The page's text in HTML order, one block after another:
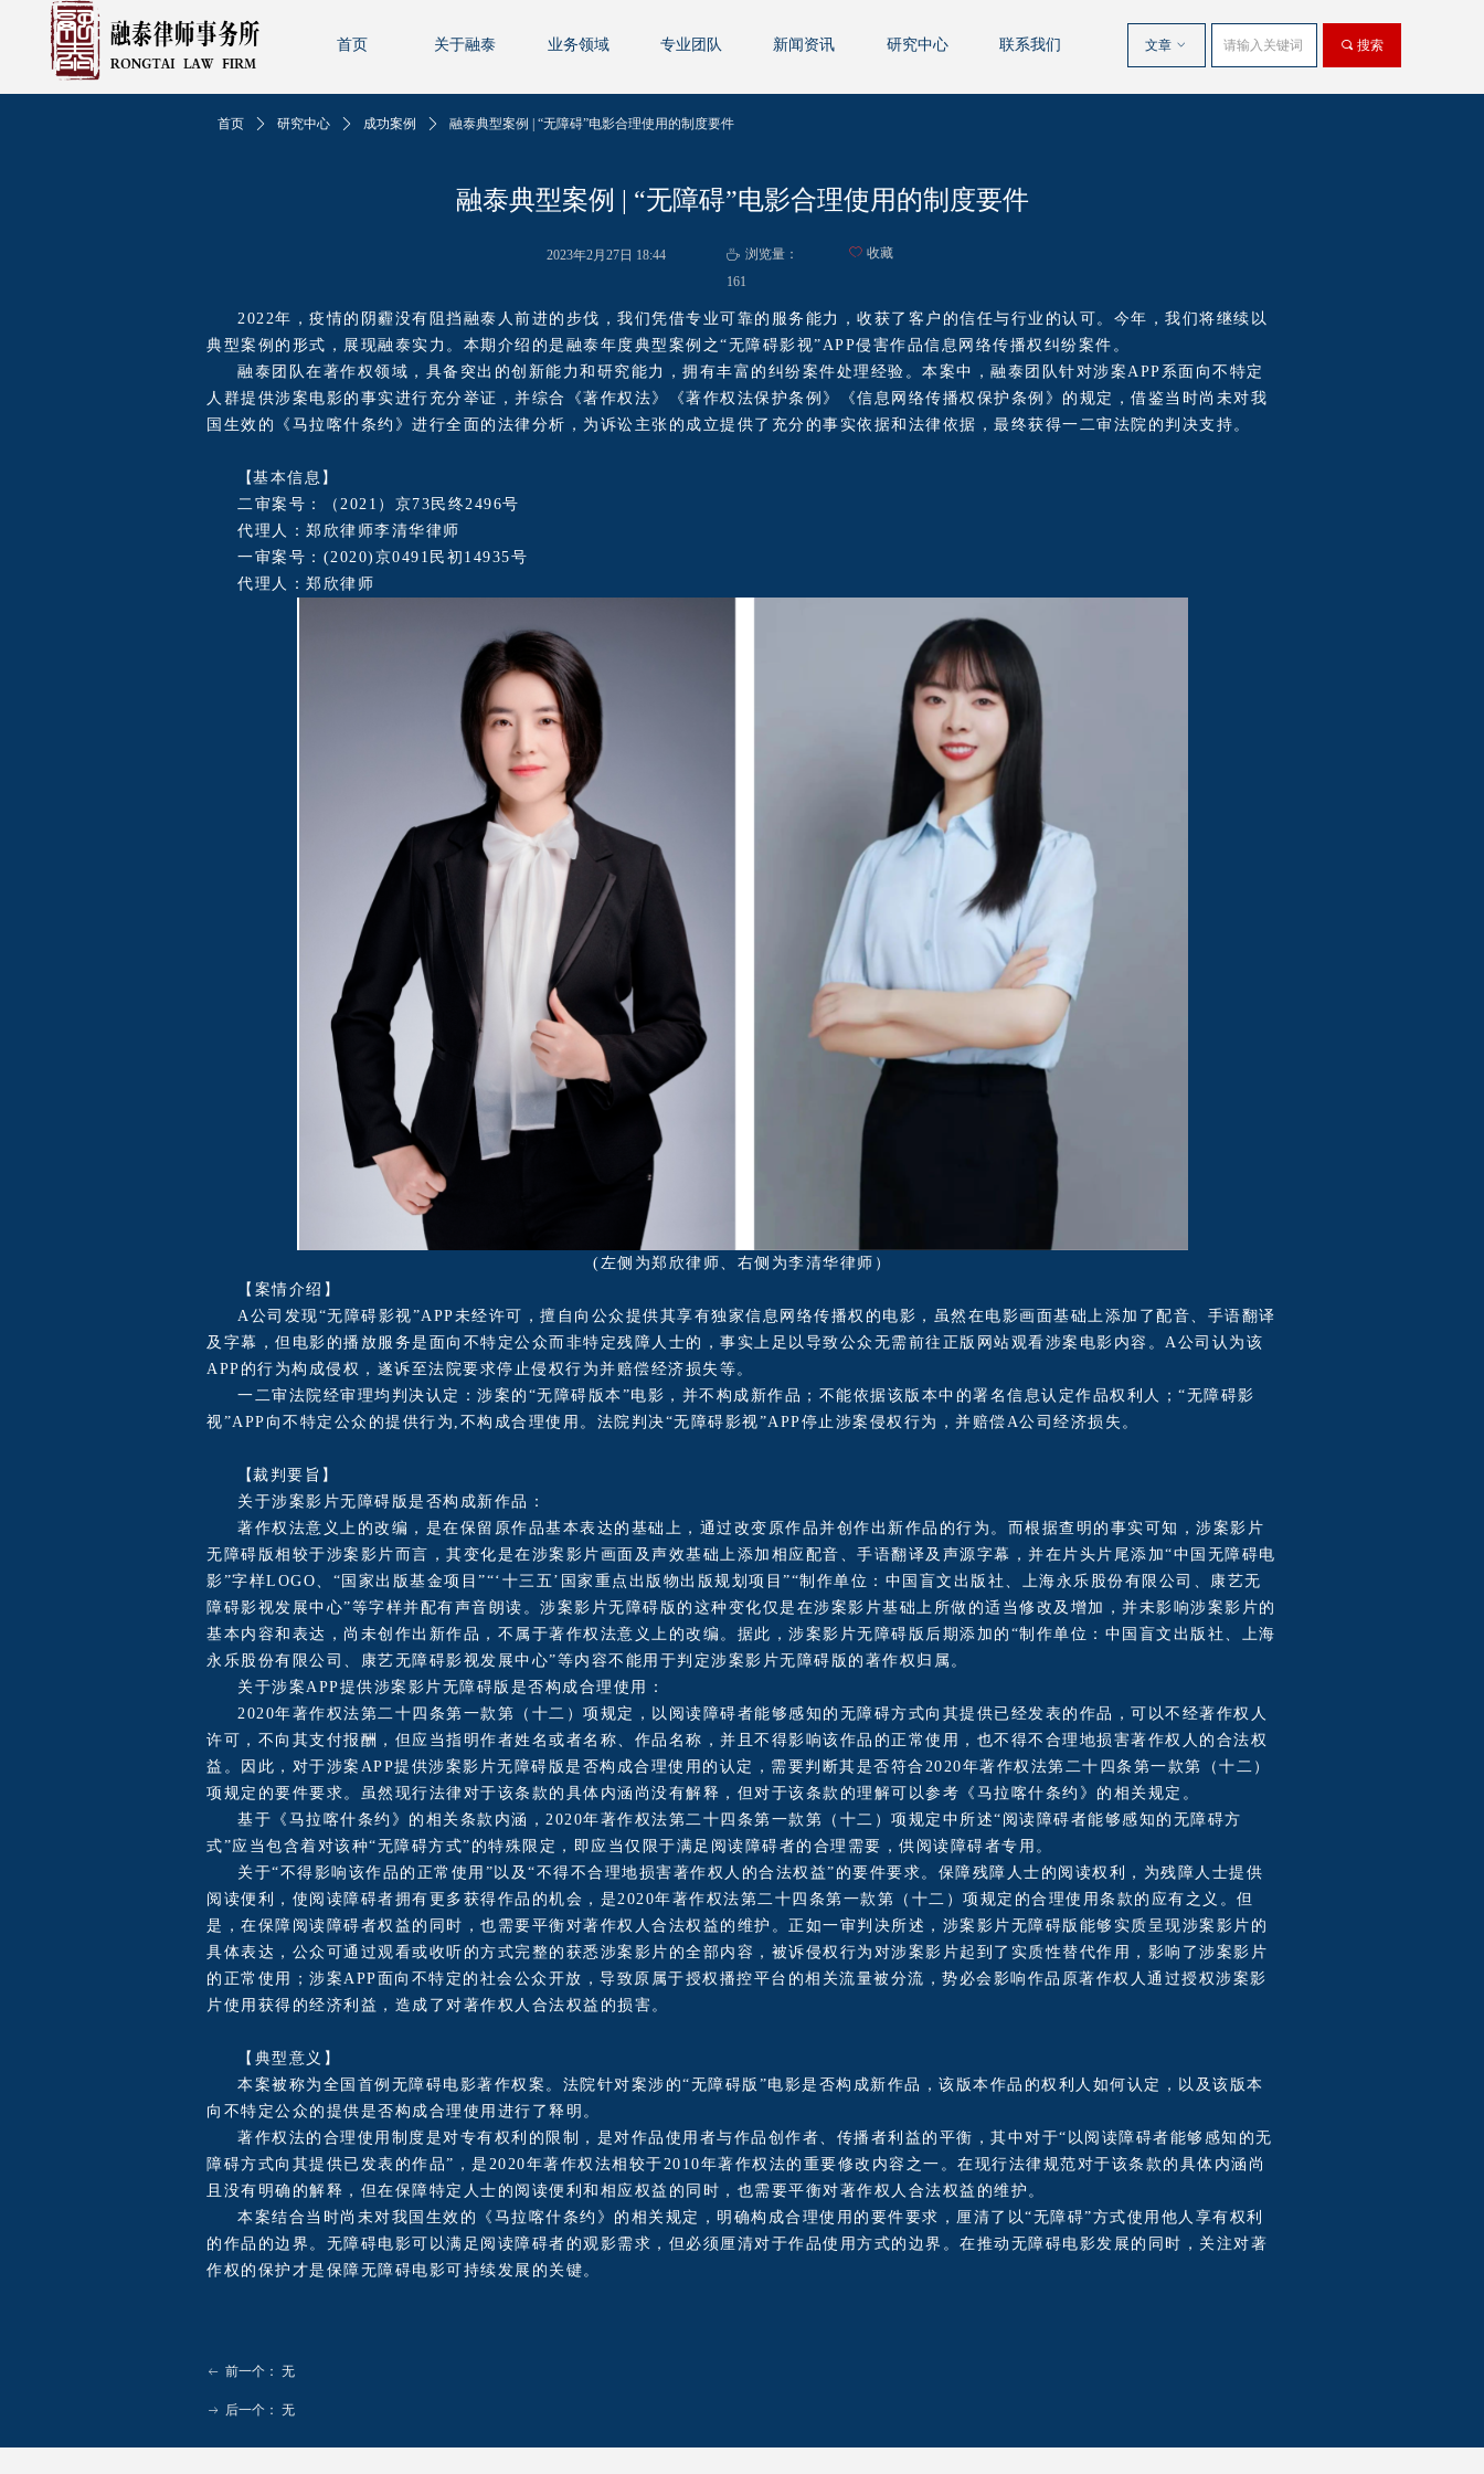
首页 关于融泰 业务领域 专业团队 新闻资讯 研究中心 联系我们 끠 搜索
文章 ꀁ
融泰典型案例 | “无障碍”电影合理使用的制度要件
首页 ꄲ 研究中心 ꄲ 成功案例 ꄲ 融泰典型案例 | “无障碍”电影合理使用的制度要件
2022年，疫情的阴霾没有阻挡融泰人前进的步伐，我们凭借专业可靠的服务能力，收获了客户的信任与行业的认可。今年，我们将继续以
典型案例的形式，展现融泰实力。本期介绍的是融泰年度典型案例之“无障碍影视”APP侵害作品信息网络传播权纠纷案件。
融泰团队在著作权领域，具备突出的创新能力和研究能力，拥有丰富的纠纷案件处理经验。本案中，融泰团队针对涉案APP系面向不特定
人群提供涉案电影的事实进行充分举证，并综合《著作权法》《著作权法保护条例》《信息网络传播权保护条例》的规定，借鉴当时尚未对我
国生效的《马拉喀什条约》进行全面的法律分析，为诉讼主张的成立提供了充分的事实依据和法律依据，最终获得一二审法院的判决支持。
【基本信息 】
二审案号：（2021）京73民终2496号
代理人：郑欣律师李清华律师
一审案号：(2020)京0491民初14935号
代理人：郑欣律师
(左侧为郑欣律师、右侧为李清华律师）
【案情介绍】
A公司发现“无障碍影视”APP未经许可，擅自向公众提供其享有独家信息网络传播权的电影，虽然在电影画面基础上添加了配音、手语翻译
及字幕，但电影的播放服务是面向不特定公众而非特定残障人士的，事实上足以导致公众无需前往正版网站观看涉案电影内容。A公司认为该
APP的行为构成侵权，遂诉至法院要求停止侵权行为并赔偿经济损失等。
一二审法院经审理均判决认定：涉案的“无障碍版本”电影，并不构成新作品；不能依据该版本中的署名信息认定作品权利人；“无障碍影
视”APP向不特定公众的提供行为,不构成合理使用。法院判决“无障碍影视”APP停止涉案侵权行为，并赔偿A公司经济损失。
【裁判要旨 】
关于涉案影片无障碍版是否构成新作品：
著作权法意义上的改编，是在保留原作品基本表达的基础上，通过改变原作品并创作出新作品的行为。而根据查明的事实可知，涉案影片
无障碍版相较于涉案影片而言，其变化是在涉案影片画面及声效基础上添加相应配音、手语翻译及声源字幕，并在片头片尾添加“中国无障碍电
影”字样LOGO、“国家出版基金项目”“‘十三五’国家重点出版物出版规划项目”“制作单位：中国盲文出版社、上海永乐股份有限公司、康艺无
障碍影视发展中心”等字样并配有声音朗读。涉案影片无障碍版的这种变化仅是在涉案影片基础上所做的适当修改及增加，并未影响涉案影片的
基本内容和表达，尚未创作出新作品，不属于著作权法意义上的改编。据此，涉案影片无障碍版后期添加的“制作单位：中国盲文出版社、上海
永乐股份有限公司、康艺无障碍影视发展中心”等内容不能用于判定涉案影片无障碍版的著作权归属。
关于涉案APP提供涉案影片无障碍版是否构成合理使用：
2020年著作权法第二十四条第一款第（十二）项规定，以阅读障碍者能够感知的无障碍方式向其提供已经发表的作品，可以不经著作权人
许可，不向其支付报酬，但应当指明作者姓名或者名称、作品名称，并且不得影响该作品的正常使用，也不得不合理地损害著作权人的合法权
益。因此，对于涉案APP提供涉案影片无障碍版是否构成合理使用的认定，需要判断其是否符合2020年著作权法第二十四条第一款第（十二）
项规定的要件要求。虽然现行法律对于该条款的具体内涵尚没有解释，但对于该条款的理解可以参考《马拉喀什条约》的相关规定。
基于《马拉喀什条约》的相关条款内涵，2020年著作权法第二十四条第一款第（十二）项规定中所述“阅读障碍者能够感知的无障碍方
式”应当包含着对该种“无障碍方式”的特殊限定，即应当仅限于满足阅读障碍者的合理需要，供阅读障碍者专用。
关于“不得影响该作品的正常使用”以及“不得不合理地损害著作权人的合法权益”的要件要求。保障残障人士的阅读权利，为残障人士提供
阅读便利，使阅读障碍者拥有更多获得作品的机会，是2020年著作权法第二十四条第一款第（十二）项规定的合理使用条款的应有之义。但
是，在保障阅读障碍者权益的同时，也需要平衡对著作权人合法权益的维护。正如一审判决所述，涉案影片无障碍版能够实质呈现涉案影片的
具体表达，公众可通过观看或收听的方式完整的获悉涉案影片的全部内容，被诉侵权行为对涉案影片起到了实质性替代作用，影响了涉案影片
的正常使用；涉案APP面向不特定的社会公众开放，导致原属于授权播控平台的相关流量被分流，势必会影响作品原著作权人通过授权涉案影
片使用获得的经济利益，造成了对著作权人合法权益的损害。
【典型意义】
本案被称为全国首例无障碍电影著作权案。法院针对案涉的“无障碍版”电影是否构成新作品，该版本作品的权利人如何认定，以及该版本
向不特定公众的提供是否构成合理使用进行了释明。
著作权法的合理使用制度是对专有权利的限制，是对作品使用者与作品创作者、传播者利益的平衡，其中对于“以阅读障碍者能够感知的无
障碍方式向其提供已发表的作品”，是2020年著作权法相较于2010年著作权法的重要修改内容之一。在现行法律规范对于该条款的具体内涵尚
且没有明确的解释，但在保障特定人士的阅读便利和相应权益的同时，也需要平衡对著作权人合法权益的维护。
本案结合当时尚未对我国生效的《马拉喀什条约》的相关规定，明确构成合理使用的要件要求，厘清了以“无障碍”方式使用他人享有权利
的作品的边界。无障碍电影可以满足阅读障碍者的观影需求，但必须厘清对于作品使用方式的边界。在推动无障碍电影发展的同时，关注对著
作权的保护才是保障无障碍电影可持续发展的关键。
2023年2月27日 18:44 ꄘ 浏览量：
161
ꄀ 收藏
ꂃ 前一个： 无
ꁹ 后一个： 无